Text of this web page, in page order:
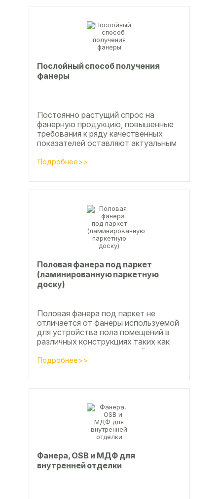
Послойный способ получения
фанеры
Постоянно растущий спрос на
фанерную продукцию, повышенные
требования к ряду качественных
показателей оставляют актуальным
технологии производства клееной...
Подробнее>>
Половая фанера под паркет
(ламинированную паркетную
доску)
Половая фанера под паркет не
отличается от фанеры используемой
для устройства пола помещений в
различных конструкциях таких как
ламинат из ламинированной
паркетной доски, а так же...
Подробнее>>
Фанера, OSB и МДФ для
внутренней отделки